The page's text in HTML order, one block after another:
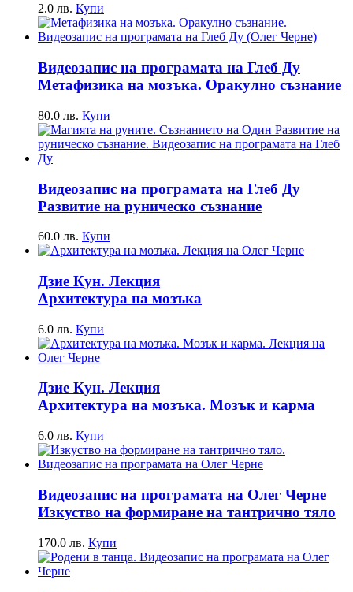
2.0 лв. Купи
Видеозапис на програмата на Глеб Ду
Метафизика на мозъка. Оракулно съзнание
80.0 лв. Купи
Видеозапис на програмата на Глеб Ду
Развитие на руническо съзнание
60.0 лв. Купи
Дзие Кун. Лекция
Архитектура на мозъка
6.0 лв. Купи
Дзие Кун. Лекция
Архитектура на мозъка. Мозък и карма
6.0 лв. Купи
Видеозапис на програмата на Олег Черне
Изкуство на формиране на тантрично тяло
170.0 лв. Купи